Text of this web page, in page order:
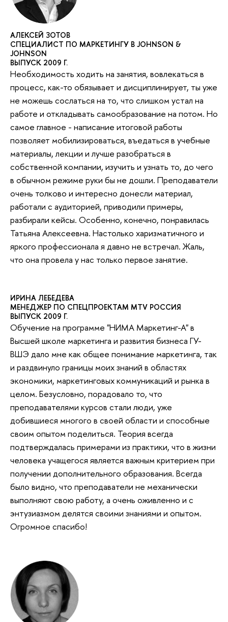
АЛЕКСЕЙ ЗОТОВ
СПЕЦИАЛИСТ ПО МАРКЕТИНГУ В JOHNSON &
JOHNSON
ВЫПУСК 2009 Г.
Необходимость ходить на занятия, вовлекаться в
процесс, как-то обязывает и дисциплинирует, ты уже
не можешь сослаться на то, что слишком устал на
работе и откладывать самообразование на потом. Но
самое главное - написание итоговой работы
позволяет мобилизироваться, въедаться в учебные
материалы, лекции и лучше разобраться в
собственной компании, изучить и узнать то, до чего
в обычном режиме руки бы не дошли. Преподаватели
очень толково и интересно донесли материал,
работали с аудиторией, приводили примеры,
разбирали кейсы. Особенно, конечно, понравилась
Татьяна Алексеевна. Настолько харизматичного и
яркого профессионала я давно не встречал. Жаль,
что она провела у нас только первое занятие.
ИРИНА ЛЕБЕДЕВА
МЕНЕДЖЕР ПО СПЕЦПРОЕКТАМ MTV РОССИЯ
ВЫПУСК 2009 Г.
Обучение на программе "НИМА Маркетинг-А" в
Высшей школе маркетинга и развития бизнеса ГУ-
ВШЭ дало мне как общее понимание маркетинга, так
и раздвинуло границы моих знаний в областях
экономики, маркетинговых коммуникаций и рынка в
целом. Безусловно, порадовало то, что
преподавателями курсов стали люди, уже
добившиеся многого в своей области и способные
своим опытом поделиться. Теория всегда
подтверждалась примерами из практики, что в жизни
человека учащегося является важным критерием при
получении дополнительного образования. Всегда
было видно, что преподаватели не механически
выполняют свою работу, а очень оживленно и с
энтузиазмом делятся своими знаниями и опытом.
Огромное спасибо!